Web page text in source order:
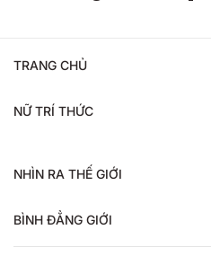
TRANG CHỦ
NỮ TRÍ THỨC
NHÌN RA THẾ GIỚI
BÌNH ĐẲNG GIỚI